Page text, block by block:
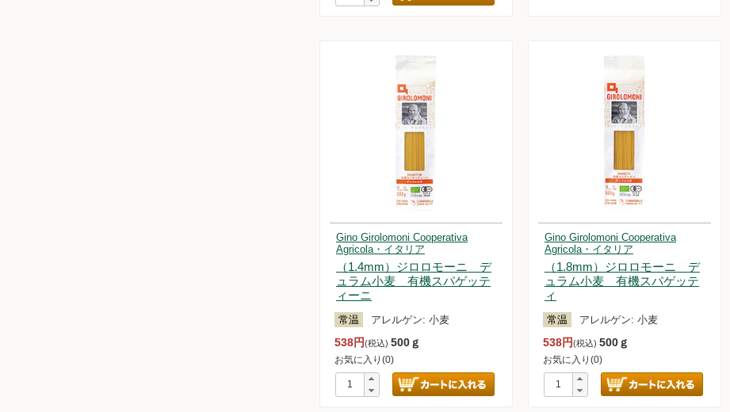
Gino Girolomoni Cooperativa
Agricola・イタリア
（1.4mm）ジロロモーニ デ
ュラム小麦 有機スパゲッテ
ィーニ
常温 アレルゲン: 小麦
538円(税込) 500ｇ
お気に入り(0)
Gino Girolomoni Cooperativa
Agricola・イタリア
（1.8mm）ジロロモーニ デ
ュラム小麦 有機スパゲッテ
ィ
常温 アレルゲン: 小麦
538円(税込) 500ｇ
お気に入り(0)